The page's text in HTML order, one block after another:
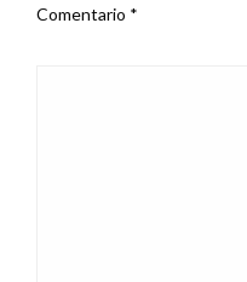
Comentario *